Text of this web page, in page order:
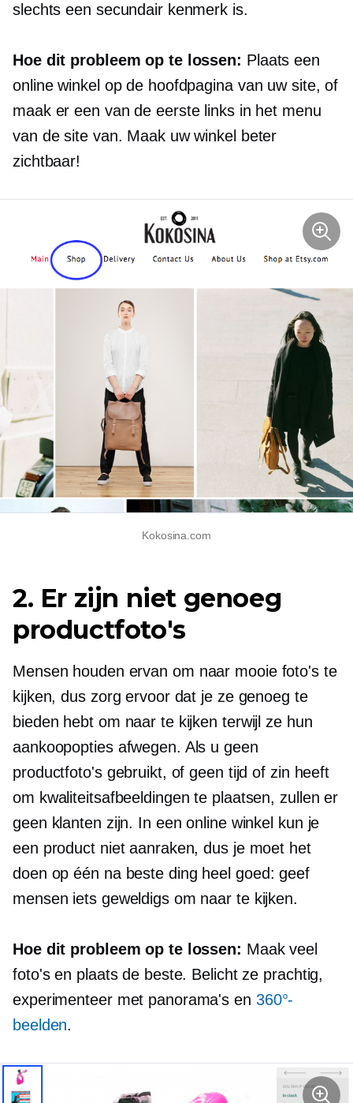
slechts een secundair kenmerk is.
Hoe dit probleem op te lossen: Plaats een
online winkel op de hoofdpagina van uw site, of
maak er een van de eerste links in het menu
van de site van. Maak uw winkel beter
zichtbaar!
Kokosina.com
2. Er zijn niet genoeg
productfoto's
Mensen houden ervan om naar mooie foto's te
kijken, dus zorg ervoor dat je ze genoeg te
bieden hebt om naar te kijken terwijl ze hun
aankoopopties afwegen. Als u geen
productfoto's gebruikt, of geen tijd of zin heeft
om kwaliteitsafbeeldingen te plaatsen, zullen er
geen klanten zijn. In een online winkel kun je
een product niet aanraken, dus je moet het
doen op één na beste ding heel goed: geef
mensen iets geweldigs om naar te kijken.
Hoe dit probleem op te lossen: Maak veel
foto's en plaats de beste. Belicht ze prachtig,
experimenteer met panorama's en 360°-
beelden.